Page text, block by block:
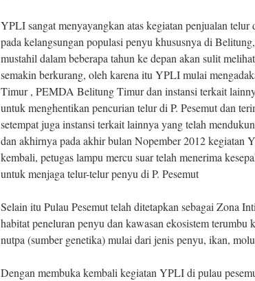
YPLI sangat menyayangkan atas kegiatan penjualan telur
pada kelangsungan populasi penyu khususnya di
mustahil dalam beberapa tahun ke depan akan sulit
semakin berkurang, oleh karena itu YPLI mulai
Timur , PEMDA Belitung Timur dan instansi terkait
untuk menghentikan pencurian telur di P. Pesemut dan
setempat juga instansi terkait lainnya yang telah
dan akhirnya pada akhir bulan Nopember 2012 kegiatan
kembali, petugas lampu mercu suar telah menerima
untuk menjaga telur-telur penyu di P. Pesemut
Selain itu Pulau Pesemut telah ditetapkan sebagai Zona
habitat peneluran penyu dan kawasan ekosistem terumbu
nutpa (sumber genetika) mulai dari jenis penyu, ikan,
Dengan membuka kembali kegiatan YPLI di pulau